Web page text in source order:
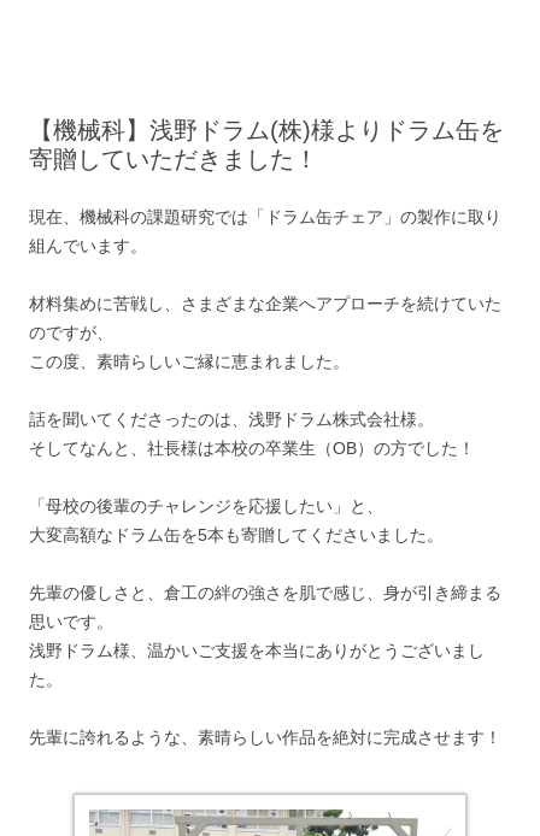
キ
ッ
プ
【機械科】浅野ドラム(株)様よりドラム缶を
寄贈していただきました！
現在、機械科の課題研究では「ドラム缶チェア」の製作に取り
組んでいます。
材料集めに苦戦し、さまざまな企業へアプローチを続けていた
のですが、
この度、素晴らしいご縁に恵まれました。
話を聞いてくださったのは、浅野ドラム株式会社様。
そしてなんと、社長様は本校の卒業生（OB）の方でした！
「母校の後輩のチャレンジを応援したい」と、
大変高額なドラム缶を5本も寄贈してくださいました。
先輩の優しさと、倉工の絆の強さを肌で感じ、身が引き締まる
思いです。
浅野ドラム様、温かいご支援を本当にありがとうございまし
た。
先輩に誇れるような、素晴らしい作品を絶対に完成させます！